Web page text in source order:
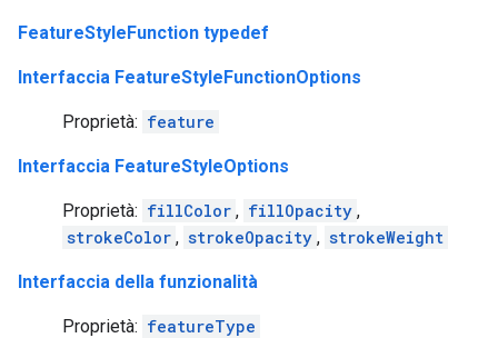
FeatureStyleFunction typedef
Interfaccia FeatureStyleFunctionOptions
Proprietà: feature
Interfaccia FeatureStyleOptions
Proprietà: fillColor , fillOpacity ,
strokeColor , strokeOpacity , strokeWeight
Interfaccia della funzionalità
Proprietà: featureType